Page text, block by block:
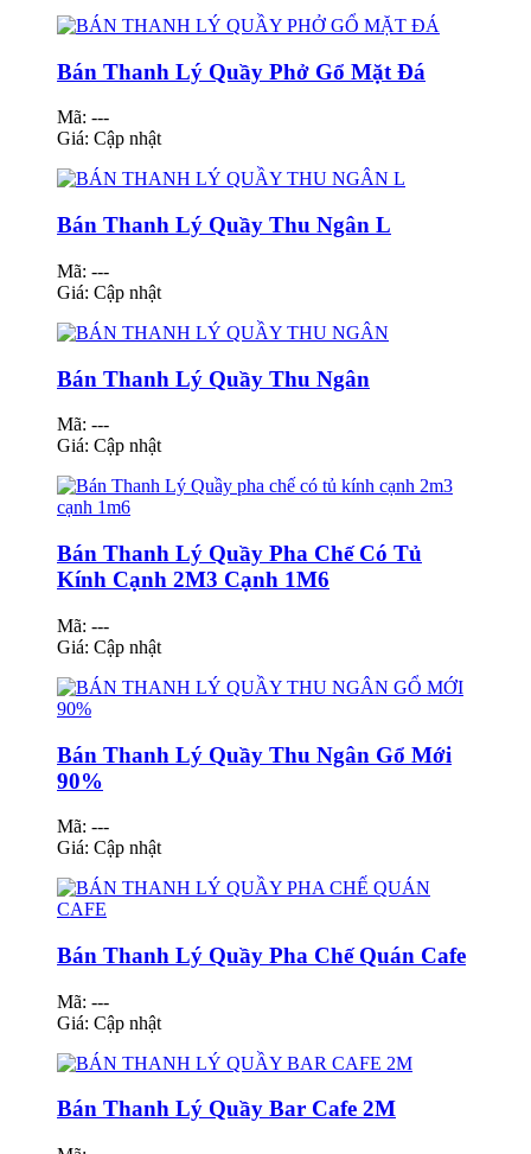
Bán Thanh Lý Quầy Phở Gổ Mặt Đá
Mã: ---
Giá: Cập nhật
Bán Thanh Lý Quầy Thu Ngân L
Mã: ---
Giá: Cập nhật
Bán Thanh Lý Quầy Thu Ngân
Mã: ---
Giá: Cập nhật
Bán Thanh Lý Quầy Pha Chế Có Tủ
Kính Cạnh 2M3 Cạnh 1M6
Mã: ---
Giá: Cập nhật
Bán Thanh Lý Quầy Thu Ngân Gổ Mới
90%
Mã: ---
Giá: Cập nhật
Bán Thanh Lý Quầy Pha Chế Quán Cafe
Mã: ---
Giá: Cập nhật
Bán Thanh Lý Quầy Bar Cafe 2M